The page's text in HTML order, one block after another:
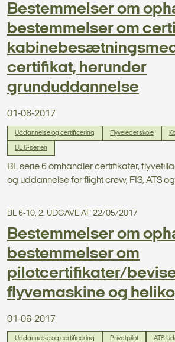
Bestemmelser om
bestemmelser om
certifikat, herunder
grunduddannelse
01-06-2017
Uddannelse og certificering Flyvelederskole
BL 6-serien
BL serie 6 omhandler certifikater,
og uddannelse for flight crew, FIS, ATS
BL 6-10, 2. UDGAVE AF 22/05/2017
Bestemmelser om
bestemmelser om
pilotcertifikater/
flyvemaskine og
01-06-2017
Uddannelse og certificering Privatpilot ATS